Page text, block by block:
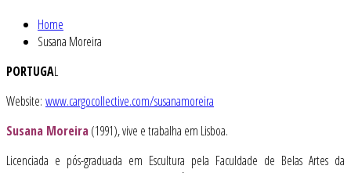
Home
Susana Moreira
PORTUGAL
Website: www.cargocollective.com/susanamoreira
Susana Moreira(1991), vive e trabalha em Lisboa.
Licenciada e pós-graduada em Escultura pela Faculdade de Belas Artes da